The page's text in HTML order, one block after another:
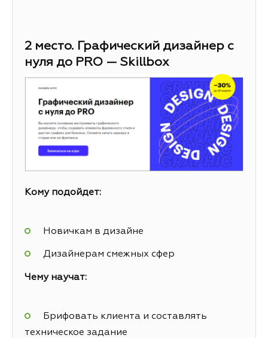
2 место. Графический дизайнер с
нуля до PRO — Skillbox
Кому подойдет:
Новичкам в дизайне
Дизайнерам смежных сфер
Чему научат:
Брифовать клиента и составлять
техническое задание